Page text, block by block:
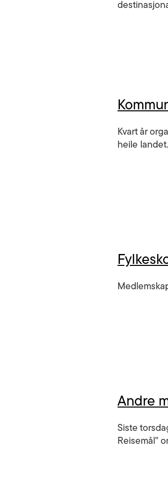
Kvart år
heile landet.
Andre
Siste
Reisemål"